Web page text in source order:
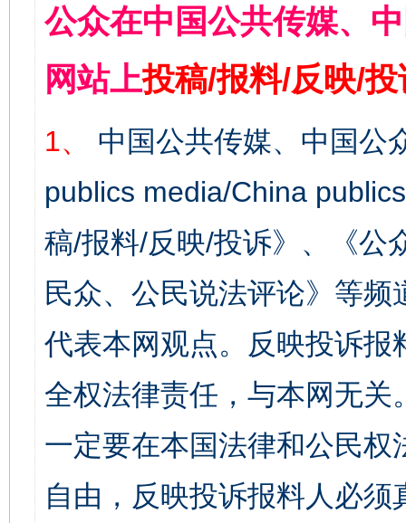
公众在中国公共传媒、
网站上投稿/报料/反映/
1、
中国公共传媒、中国公
publics media/China
稿/报料/反映/投诉》、《公
民众、公民说法评论》等
代表本网观点。反映投诉
全权法律责任，与本网无
一定要在本国法律和公民
自由，反映投诉报料人必